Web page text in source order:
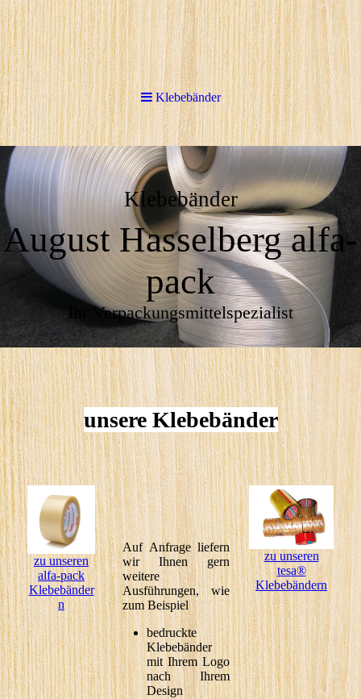
Klebebänder
August Hasselberg alfa-
pack
Ihr Verpackungsmittelspezialist
unsere Klebebänder
zu unseren
alfa-pack
Klebebänder
n
Auf Anfrage liefern
wir Ihnen gern
weitere
Ausführungen, wie
zum Beispiel
bedruckte
Klebebänder
mit Ihrem Logo
nach Ihrem
Design
zu unseren
tesa®
Klebebändern
Klebebänder